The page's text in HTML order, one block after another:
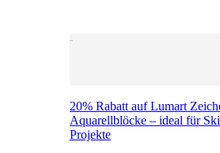
20% Rabatt auf Lumart
Aquarellblöcke – ideal für
Projekte